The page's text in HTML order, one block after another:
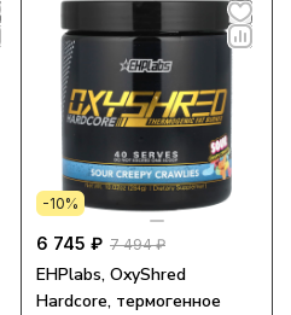
-10%
6 745 ₽ 7 494 ₽
EHPlabs, OxyShred
Hardcore, термогенное